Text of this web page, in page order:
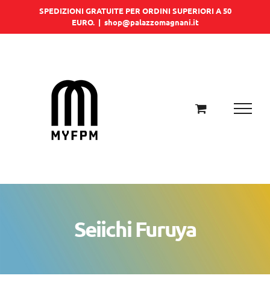
SPEDIZIONI GRATUITE PER ORDINI SUPERIORI A 50
EURO. | shop@palazzomagnani.it
Seiichi Furuya